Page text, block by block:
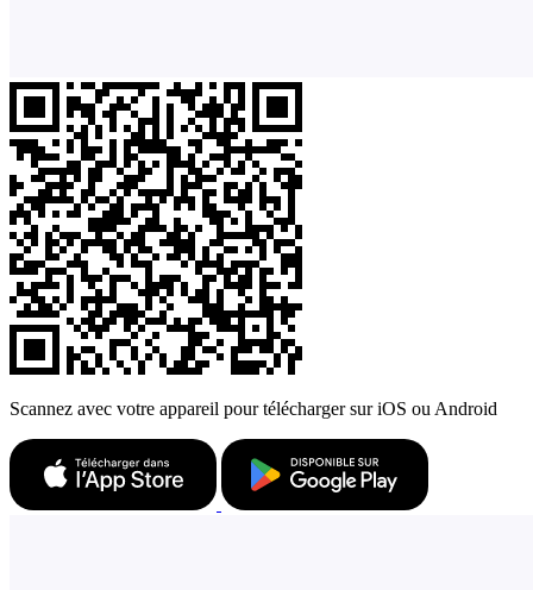
Scannez avec votre appareil pour télécharger sur iOS ou Android